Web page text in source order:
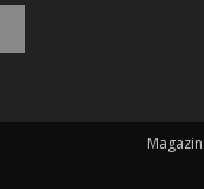
Magazin